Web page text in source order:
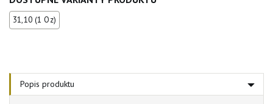
31,10 (1 Oz)
Popis produktu